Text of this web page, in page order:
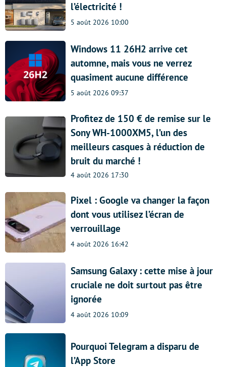
l’électricité !
5 août 2026 10:00
Windows 11 26H2 arrive cet
automne, mais vous ne verrez
quasiment aucune différence
5 août 2026 09:37
Profitez de 150 € de remise sur le
Sony WH-1000XM5, l’un des
meilleurs casques à réduction de
bruit du marché !
4 août 2026 17:30
Pixel : Google va changer la façon
dont vous utilisez l’écran de
verrouillage
4 août 2026 16:42
Samsung Galaxy : cette mise à jour
cruciale ne doit surtout pas être
ignorée
4 août 2026 10:09
Pourquoi Telegram a disparu de
l’App Store